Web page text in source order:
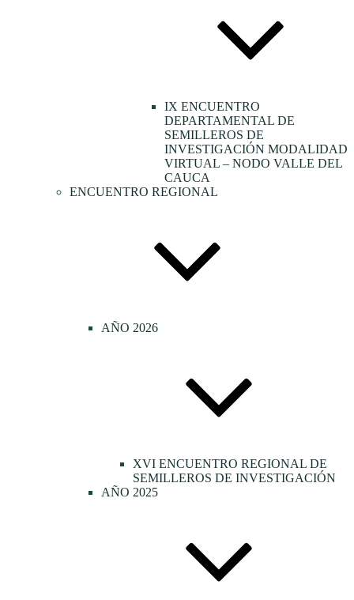
IX ENCUENTRO
DEPARTAMENTAL DE
SEMILLEROS DE
INVESTIGACIÓN MODALIDAD
VIRTUAL – NODO VALLE DEL
CAUCA
ENCUENTRO REGIONAL
AÑO 2026
XVI ENCUENTRO REGIONAL DE
SEMILLEROS DE INVESTIGACIÓN
AÑO 2025